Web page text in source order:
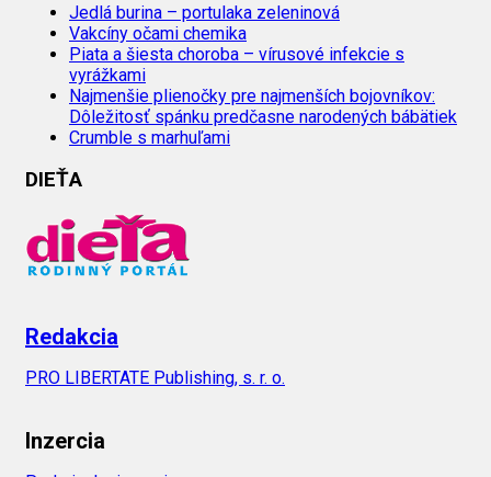
Jedlá burina – portulaka zeleninová
Vakcíny očami chemika
Piata a šiesta choroba – vírusové infekcie s
vyrážkami
Najmenšie plienočky pre najmenších bojovníkov:
Dôležitosť spánku predčasne narodených bábätiek
Crumble s marhuľami
DIEŤA
Redakcia
PRO LIBERTATE Publishing, s. r. o.
Inzercia